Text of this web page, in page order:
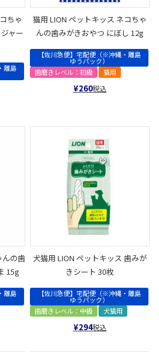
ちゃ
ャー
離島
猫用 LION ペットキッス ネコちゃ
んの歯みがきおやつ にぼし 12g
【佐川急便】宅配便（※沖縄・離島
ゆうパック）
歯磨きレベル：初級
猫用
¥260税込
んの歯
15g
離島
犬猫用 LION ペットキッス 歯みが
きシート 30枚
【佐川急便】宅配便（※沖縄・離島
ゆうパック）
歯磨きレベル：中級
犬猫用
¥294税込